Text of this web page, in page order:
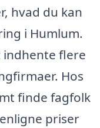
hvad du kan
i Humlum.
indhente flere
Hos
finde fagfolk
priser